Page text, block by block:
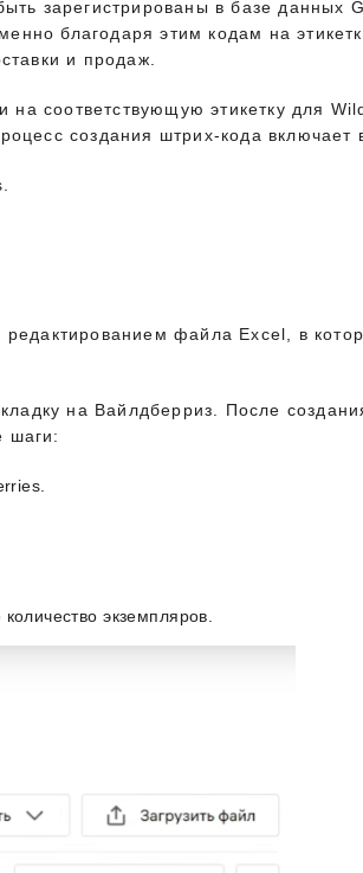
зарегистрированы в базе данных
благодаря этим кодам на
и продаж.
на соответствующую этикетку для
создания штрих-кода
файла Excel, в
на Вайлдберриз. После
шаги:
экземпляров.